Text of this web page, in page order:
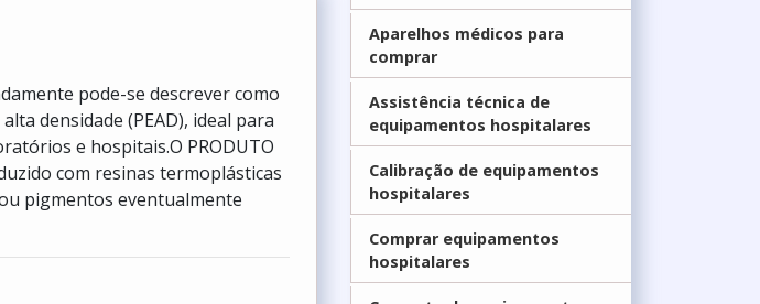
pode-se descrever como
densidade (PEAD), ideal para
e hospitais.O PRODUTO
com resinas termoplásticas
pigmentos eventualmente
Aparelhos médicos para
comprar
Assistência técnica de
equipamentos hospitalares
Calibração de equipamentos
hospitalares
Comprar equipamentos
hospitalares